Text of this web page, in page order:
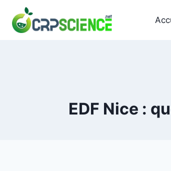
content
EDF Nice :